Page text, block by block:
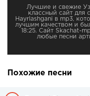
Лучшие и свежие
классный сайт для
Hayrlashgani в mp3,
лучшим качеством и
18:25. Сайт Skachat-
любые песни
Похожие песни